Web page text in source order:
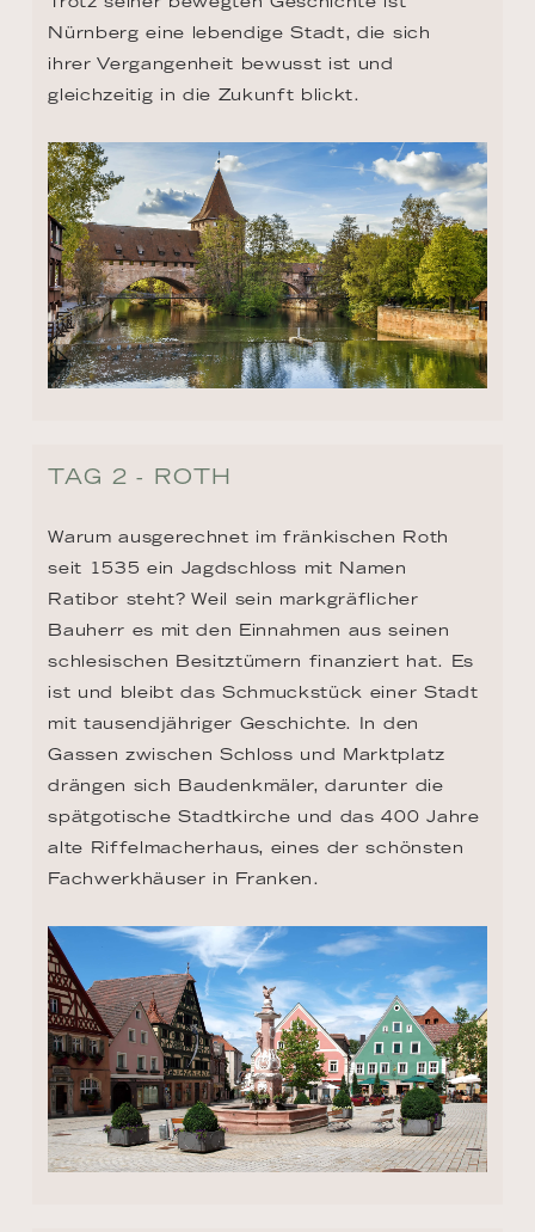
Nürnberg eine lebendige Stadt, die sich
ihrer Vergangenheit bewusst ist und
gleichzeitig in die Zukunft blickt.
TAG 2 - ROTH
Warum ausgerechnet im fränkischen Roth
seit 1535 ein Jagdschloss mit Namen
Ratibor steht? Weil sein markgräflicher
Bauherr es mit den Einnahmen aus seinen
schlesischen Besitztümern finanziert hat. Es
ist und bleibt das Schmuckstück einer Stadt
mit tausendjähriger Geschichte. In den
Gassen zwischen Schloss und Marktplatz
drängen sich Baudenkmäler, darunter die
spätgotische Stadtkirche und das 400 Jahre
alte Riffelmacherhaus, eines der schönsten
Fachwerkhäuser in Franken.